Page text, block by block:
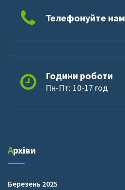
Телефонуйте нам
Години роботи
Пн-Пт: 10-17 год
Архіви
Березень 2025